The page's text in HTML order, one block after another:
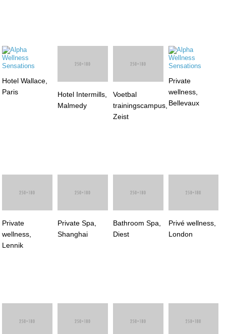
Hotel Wallace,
Paris
Hotel Intermills,
Malmedy
Voetbal
trainingscampus,
Zeist
Private
wellness,
Bellevaux
Private
wellness,
Lennik
Private Spa,
Shanghai
Bathroom Spa,
Diest
Privé wellness,
London